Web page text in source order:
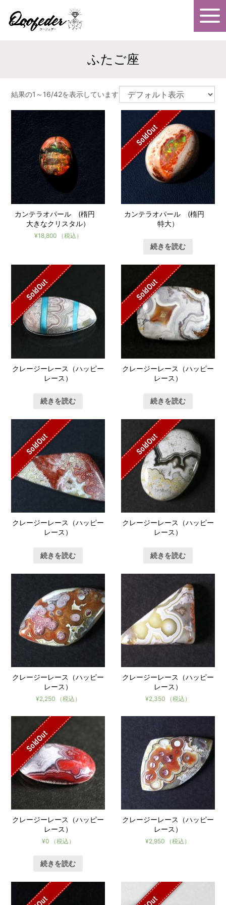
ふたご座
結果の1～16/42を表示しています
カンテラオパール (楕円
大きなクリスタル）
¥18,800 （税込）
カンテラオパール (楕円
特大）
SoldOut
続きを読む
クレージーレース（ハッピー
レース）
SoldOut
続きを読む
クレージーレース（ハッピー
レース）
SoldOut
続きを読む
クレージーレース（ハッピー
レース）
SoldOut
続きを読む
クレージーレース（ハッピー
レース）
SoldOut
続きを読む
クレージーレース（ハッピー
レース）
¥2,250 （税込）
クレージーレース（ハッピー
レース）
¥2,350 （税込）
クレージーレース（ハッピー
レース）
¥0 （税込）
SoldOut
続きを読む
クレージーレース（ハッピー
レース）
¥2,950 （税込）